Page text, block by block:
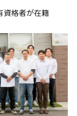
資格者が在籍